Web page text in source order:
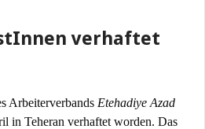
verhaftet
Arbeiterverbands Etehadiye Azad
in Teheran verhaftet worden. Das